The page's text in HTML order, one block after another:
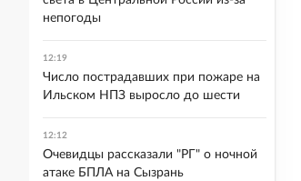
непогоды
12:19
Число пострадавших при пожаре на
Ильском НПЗ выросло до шести
12:12
Очевидцы рассказали "РГ" о ночной
атаке БПЛА на Сызрань